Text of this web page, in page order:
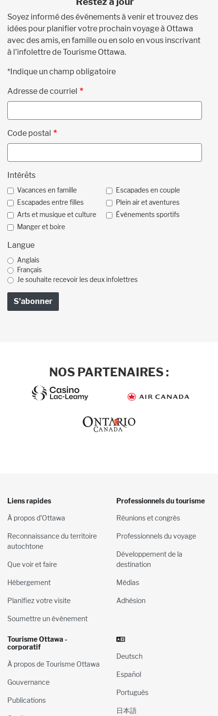
Soyez informé des événements à venir et trouvez des
idées pour planifier votre prochain voyage à Ottawa
avec des amis, en famille ou en solo en vous inscrivant
à l'infolettre de Tourisme Ottawa.
*Indique un champ obligatoire
Adresse de courriel
Code postal
Intérêts
Vacances en famille
Escapades en couple
Escapades entre filles
Plein air et aventures
Arts et musique et culture
Événements sportifs
Manger et boire
Langue
Anglais
Français
Je souhaite recevoir les deux infolettres
NOS PARTENAIRES :
Liens rapides
À propos d’Ottawa
Reconnaissance du territoire
autochtone
Que voir et faire
Hébergement
Planifiez votre visite
Soumettre un événement
Professionnels du tourisme
Réunions et congrès
Professionnels du voyage
Développement de la
destination
Médias
Adhésion
Tourisme Ottawa -
corporatif
À propos de Tourisme Ottawa
Gouvernance
Publications
Deutsch
Español
Português
日本語